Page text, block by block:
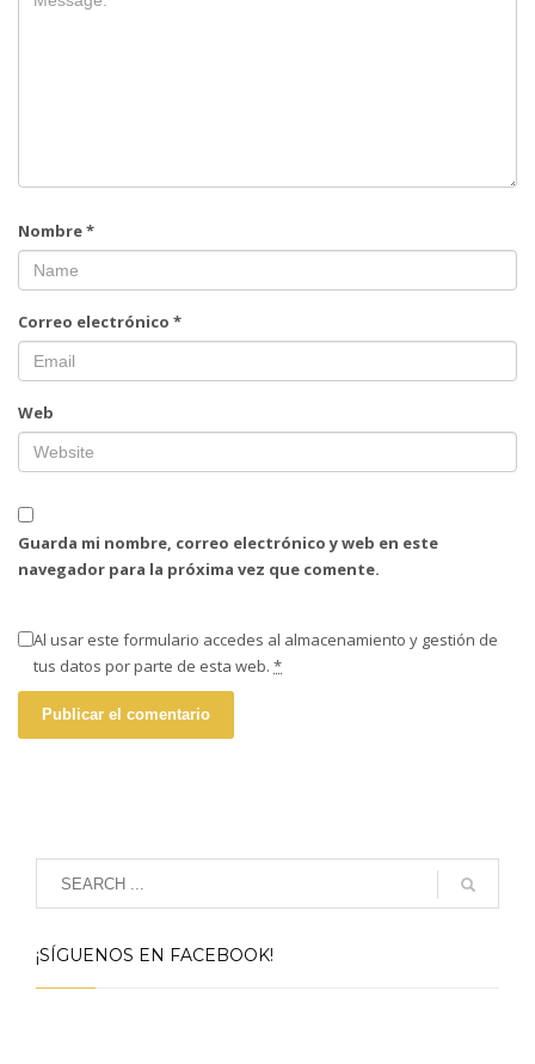
Nombre*
Correo electrónico *
Web
Guarda mi nombre, correo electrónico y web en este
navegador para la próxima vez que comente.
Al usar este formulario accedes al almacenamiento y gestión de
tus datos por parte de esta web. *
¡SÍGUENOS EN FACEBOOK!